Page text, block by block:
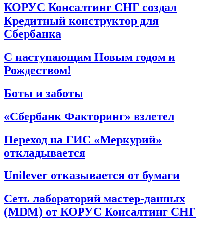
КОРУС Консалтинг СНГ создал
Кредитный конструктор для
Сбербанка
С наступающим Новым годом и
Рождеством!
Боты и заботы
«Сбербанк Факторинг» взлетел
Переход на ГИС «Меркурий»
откладывается
Unilever отказывается от бумаги
Сеть лабораторий мастер-данных
(MDM) от КОРУС Консалтинг СНГ